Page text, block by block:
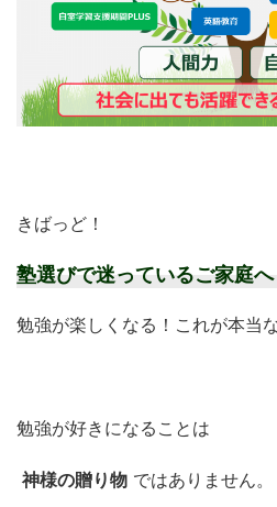
きばっど！
塾選びで迷っているご家庭へ
勉強が楽しくなる！これが本当
勉強が好きになることは
神様の贈り物 ではありません。